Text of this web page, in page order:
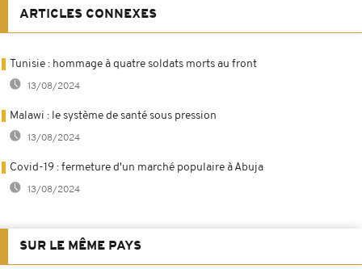
ARTICLES CONNEXES
Tunisie : hommage à quatre soldats morts au front
13/08/2024
Malawi : le système de santé sous pression
13/08/2024
Covid-19 : fermeture d'un marché populaire à Abuja
13/08/2024
SUR LE MÊME PAYS